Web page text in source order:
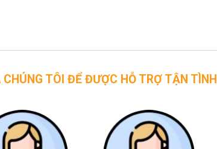
ĐỂ ĐƯỢC HỖ TRỢ TẬN TÌNH